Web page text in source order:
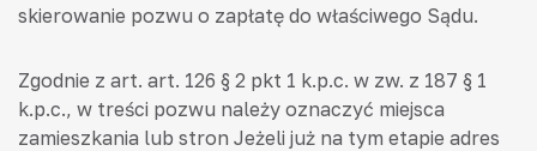
skierowanie pozwu o zapłatę do właściwego Sądu.
Zgodnie z art. art. 126 § 2 pkt 1 k.p.c. w zw. z 187 § 1
k.p.c., w treści pozwu należy oznaczyć miejsca
zamieszkania lub stron Jeżeli już na tym etapie adres